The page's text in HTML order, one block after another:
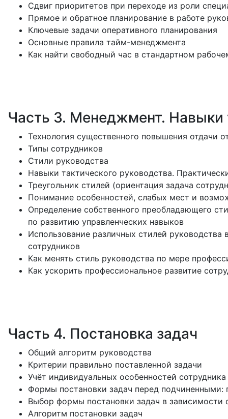
Сдвиг приоритетов при переходе из роли
Прямое и обратное планирование в работе
Ключевые задачи оперативного планирования
Основные правила тайм-менеджмента
Как найти свободный час в стандартном
Часть 3. Менеджмент. Навыки
Технология существенного повышения отдачи
Типы сотрудников
Стили руководства
Навыки тактического руководства.
Треугольник стилей (ориентация задача
Понимание особенностей, слабых мест и
Определение собственного преобладающего
по развитию управленческих навыков
Использование различных стилей
сотрудников
Как менять стиль руководства по мере
Как ускорить профессиональное развитие
Часть 4. Постановка задач
Общий алгоритм руководства
Критерии правильно поставленной задачи
Учёт индивидуальных особенностей
Формы постановки задач перед подчиненными:
Выбор формы постановки задач в зависимости
Алгоритм постановки задач